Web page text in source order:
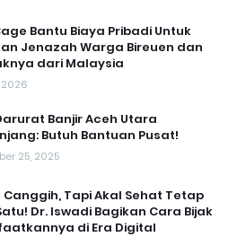
Bantu Biaya Pribadi Untuk
Jenazah Warga Bireuen dan
dari Malaysia
2026
Banjir Aceh Utara
Butuh Bantuan Pusat!
25, 2025
Canggih, Tapi Akal Sehat Tetap
Dr. Iswadi Bagikan Cara Bijak
di Era Digital